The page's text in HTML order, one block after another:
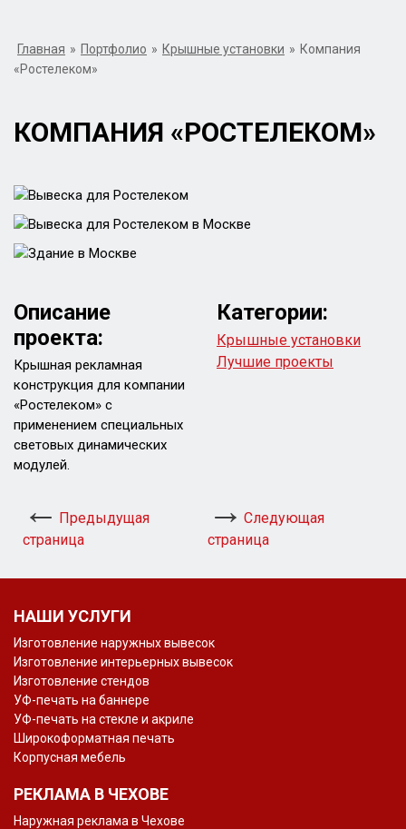
Главная » Портфолио » Крышные установки » Компания
«Ростелеком»
КОМПАНИЯ «РОСТЕЛЕКОМ»
Описание
проекта:
Крышная рекламная
конструкция для компании
«Ростелеком» с
применением специальных
световых динамических
модулей.
Категории:
Крышные установки
Лучшие проекты
Предыдущая
страница
Следующая
страница
НАШИ УСЛУГИ
Изготовление наружных вывесок
Изготовление интерьерных вывесок
Изготовление стендов
УФ-печать на баннере
УФ-печать на стекле и акриле
Широкоформатная печать
Корпусная мебель
РЕКЛАМА В ЧЕХОВЕ
Наружная реклама в Чехове